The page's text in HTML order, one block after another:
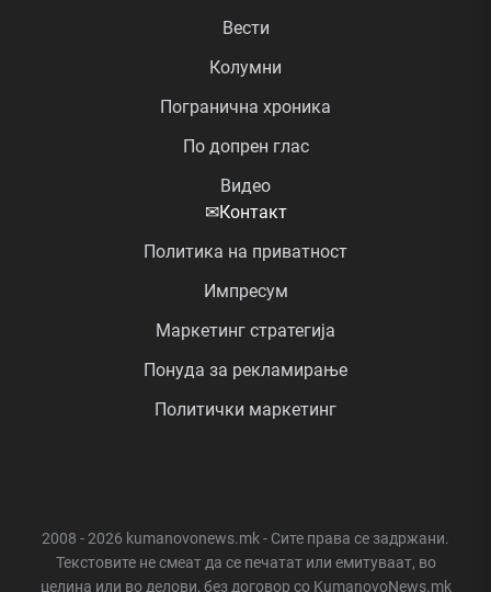
Вести
Колумни
Погранична хроника
По допрен глас
Видео
✉Контакт
Политика на приватност
Импресум
Маркетинг стратегија
Понуда за рекламирање
Политички маркетинг
2008 - 2026 kumanovonews.mk - Сите права се задржани.
Текстовите не смеат да се печатат или емитуваат, во
целина или во делови, без договор со KumanovoNews.mk